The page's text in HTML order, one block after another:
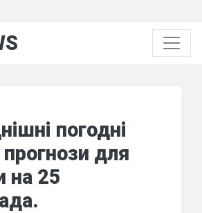
погодні
для
на 25